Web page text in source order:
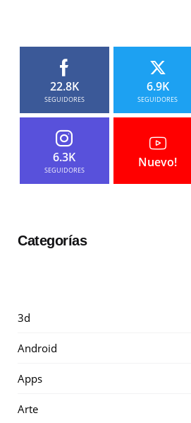
22.8K
SEGUIDORES
6.9K
SEGUIDORES
6.3K
SEGUIDORES
Nuevo!
Categorías
3d
Android
Apps
Arte